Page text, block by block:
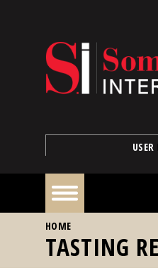
Home
YOU ARE HERE
HOME
TASTING